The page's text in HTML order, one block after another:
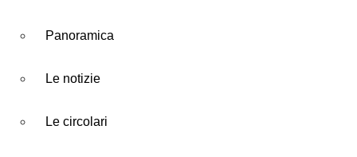
Panoramica
Le notizie
Le circolari